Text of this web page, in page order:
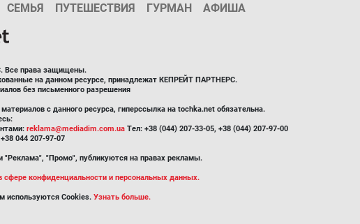
СЕМЬЯ ПУТЕШЕСТВИЯ ГУРМАН АФИША
Все права защищены.
на данном ресурсе, принадлежат КЕПРЕЙТ ПАРТНЕРС.
без письменного разрешения
с данного ресурса, гиперссылка на tochka.net обязательна.
reklama@mediadim.com.ua Тел: +38 (044) 207-33-05, +38 (044) 207-97-00
044 207-97-07
"Промо", публикуются на правах рекламы.
сфере конфиденциальности и персональных данных.
используются Cookies. Узнать больше.